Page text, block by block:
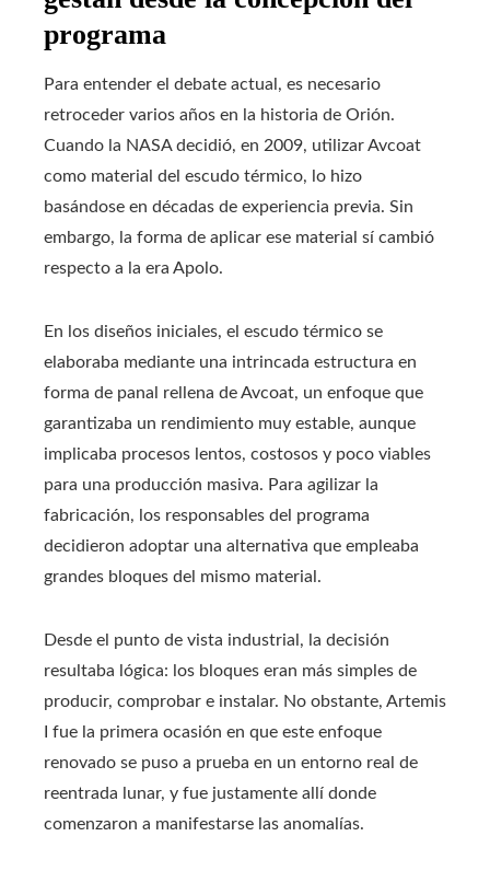
programa
Para entender el debate actual, es necesario
retroceder varios años en la historia de Orión.
Cuando la NASA decidió, en 2009, utilizar Avcoat
como material del escudo térmico, lo hizo
basándose en décadas de experiencia previa. Sin
embargo, la forma de aplicar ese material sí cambió
respecto a la era Apolo.
En los diseños iniciales, el escudo térmico se
elaboraba mediante una intrincada estructura en
forma de panal rellena de Avcoat, un enfoque que
garantizaba un rendimiento muy estable, aunque
implicaba procesos lentos, costosos y poco viables
para una producción masiva. Para agilizar la
fabricación, los responsables del programa
decidieron adoptar una alternativa que empleaba
grandes bloques del mismo material.
Desde el punto de vista industrial, la decisión
resultaba lógica: los bloques eran más simples de
producir, comprobar e instalar. No obstante, Artemis
I fue la primera ocasión en que este enfoque
renovado se puso a prueba en un entorno real de
reentrada lunar, y fue justamente allí donde
comenzaron a manifestarse las anomalías.